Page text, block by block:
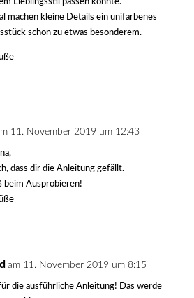
Lieblingsstil passen könnte.
machen kleine Details ein unifarbenes
schon zu etwas besonderem.
11. November 2019 um 12:43
dass dir die Anleitung gefällt.
beim Ausprobieren!
am 11. November 2019 um 8:15
die ausführliche Anleitung! Das werde